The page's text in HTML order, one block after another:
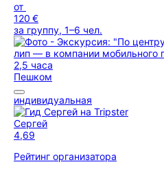
от
120 €
за группу, 1–6 чел.
2,5 часа
Пешком
индивидуальная
Сергей
4,69
Рейтинг организатора